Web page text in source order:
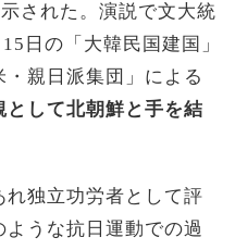
された。演説で文大統
日の「大韓民国建国」
親日派集団」による
して北朝鮮と手を結
独立功労者として評
ような抗日運動での過